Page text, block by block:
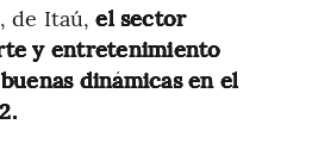
de Itaú,el sector
y entretenimiento
dinámicas en el